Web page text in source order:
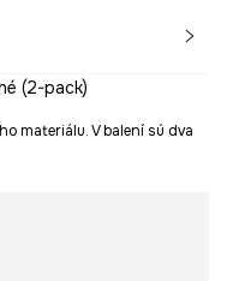
(2-pack)
materiálu. V balení sú dva